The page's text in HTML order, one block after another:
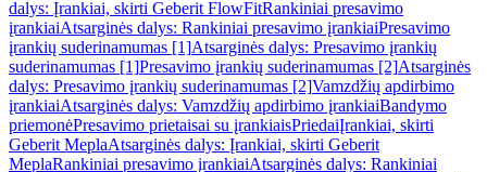
dalys: Įrankiai, skirti Geberit FlowFitRankiniai presavimo
įrankiaiAtsarginės dalys: Rankiniai presavimo įrankiaiPresavimo
įrankių suderinamumas [1]Atsarginės dalys: Presavimo įrankių
suderinamumas [1]Presavimo įrankių suderinamumas [2]Atsarginės
dalys: Presavimo įrankių suderinamumas [2]Vamzdžių apdirbimo
įrankiaiAtsarginės dalys: Vamzdžių apdirbimo įrankiaiBandymo
priemonėPresavimo prietaisai su įrankiaisPriedaiĮrankiai, skirti
Geberit MeplaAtsarginės dalys: Įrankiai, skirti Geberit
MeplaRankiniai presavimo įrankiaiAtsarginės dalys: Rankiniai